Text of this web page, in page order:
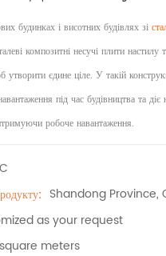
будинках і висотних будівлях зі
композитні несучі плити настилу
єдине ціле. У такій
під час будівництва та діє
робоче навантаження.
Shandong Province,
as your request
meters